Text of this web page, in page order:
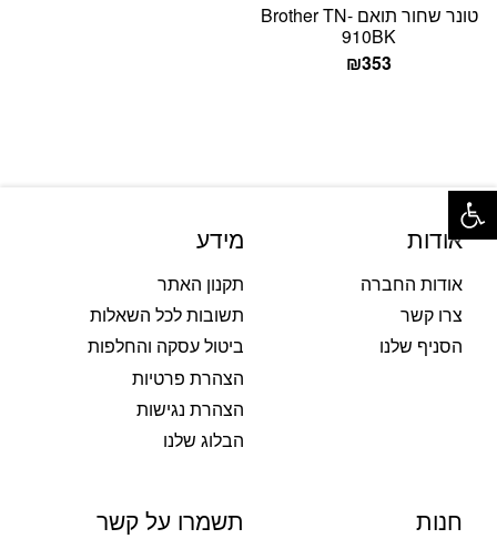
טונר שחור תואם Brother TN-
910BK
₪353
אודות
אודות החברה
צרו קשר
הסניף שלנו
מידע
תקנון האתר
תשובות לכל השאלות
ביטול עסקה והחלפות
הצהרת פרטיות
הצהרת נגישות
הבלוג שלנו
חנות תשמרו על קשר
פתח סרגל נגישות